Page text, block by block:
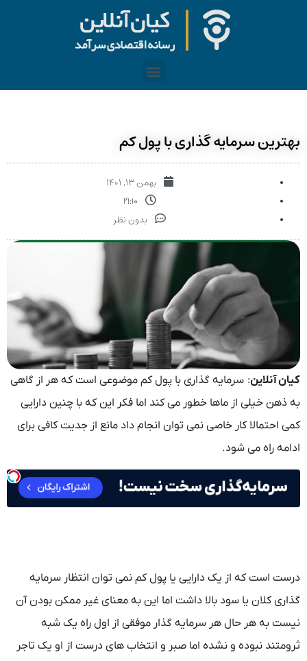
سرمایه گذاری با پول کم
بهمن ۱۳, ۱۴۰۱
۲۱:۱۰
بدون نظر
آنلاین: سرمایه گذاری با پول کم موضوعی است که هر از گاهی
خیلی از ماها خطور می کند اما فکر این که با چنین دارایی
احتمالا کار خاصی نمی توان انجام داد مانع از جدیت کافی برای
راه می شود.
است که از یک دارایی یا پول کم نمی توان انتظار سرمایه
کلان یا سود بالا داشت اما این به معنای غیر ممکن بودن آن
به هر حال هر سرمایه گذار موفقی از اول راه یک شبه
نبوده و نشده اما صبر و انتخاب های درست از او یک تاجر